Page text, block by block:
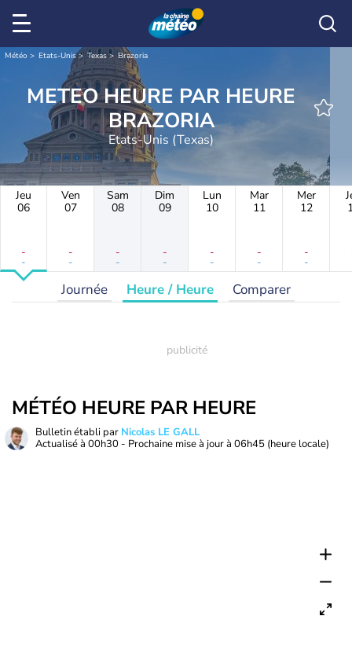
Météo Etats-Unis Texas Brazoria
METEO HEURE PAR HEURE
BRAZORIA
Etats-Unis (Texas)
Jeu
06
-
-
Ven
07
-
-
Sam
08
-
-
Dim
09
-
-
Lun
10
-
-
Mar
11
-
-
Mer
12
-
-
Journée Heure / Heure Comparer
MÉTÉO HEURE PAR HEURE
Bulletin établi par Nicolas LE GALL
Actualisé à 00h30 - Prochaine mise à jour à 06h45 (heure locale)